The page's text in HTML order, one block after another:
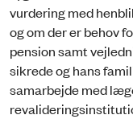
vurdering med
og om der er behov
pension samt
sikrede og hans
samarbejde med